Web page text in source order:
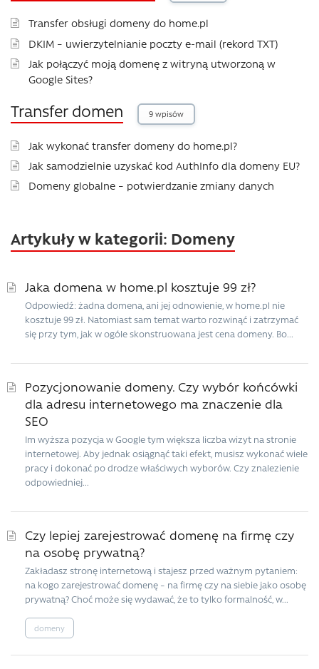
Transfer obsługi domeny do home.pl
DKIM – uwierzytelnianie poczty e-mail (rekord TXT)
Jak połączyć moją domenę z witryną utworzoną w
Google Sites?
Transfer domen 9 wpisów
Jak wykonać transfer domeny do home.pl?
Jak samodzielnie uzyskać kod AuthInfo dla domeny EU?
Domeny globalne – potwierdzanie zmiany danych
Artykuły w kategorii: Domeny
Jaka domena w home.pl kosztuje 99 zł?
Odpowiedź: żadna domena, ani jej odnowienie, w home.pl nie
kosztuje 99 zł. Natomiast sam temat warto rozwinąć i zatrzymać
się przy tym, jak w ogóle skonstruowana jest cena domeny. Bo...
Pozycjonowanie domeny. Czy wybór końcówki
dla adresu internetowego ma znaczenie dla
SEO
Im wyższa pozycja w Google tym większa liczba wizyt na stronie
internetowej. Aby jednak osiągnąć taki efekt, musisz wykonać wiele
pracy i dokonać po drodze właściwych wyborów. Czy znalezienie
odpowiedniej...
Czy lepiej zarejestrować domenę na firmę czy
na osobę prywatną?
Zakładasz stronę internetową i stajesz przed ważnym pytaniem:
na kogo zarejestrować domenę – na firmę czy na siebie jako osobę
prywatną? Choć może się wydawać, że to tylko formalność, w...
domeny